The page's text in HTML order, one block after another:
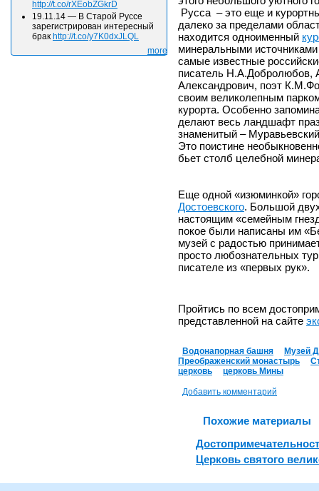
Русса – это еще и
далеко за пределами
находится одноименный
минеральными
самые известные
писатель Н.А.Добролюбов,
Александрович, поэт
своим великолепным
курорта. Особенно
делают весь ландшафт
знаменитый –
Это поистине
бьет столб целебной
Еще одной «изюминкой»
Достоевского. Большой
настоящим «семейным
покое были написаны им
музей с радостью
просто любознательных
писателе из «первых рук».
Пройтись по всем
представленной на сайте
Водонапорная башня
Музей
Преображенский монастырь
церковь
церковь Мины
Добавить комментарий
Похожие материалы
Церковь святого
http://t.co/rXEobZGkrD
19.11.14 — В Старой Руссе
зарегистрирован интересный
брак http://t.co/y7K0dxJLQL
more